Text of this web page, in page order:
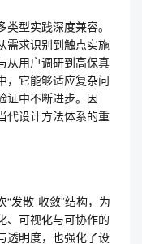
型实践深度兼容。
需求识别到触点实施
从用户调研到高保真
，它能够适应复杂问
中不断进步。因
代设计方法体系的重
发散-收敛”结构，为
、可视化与可协作的
透明度，也强化了设